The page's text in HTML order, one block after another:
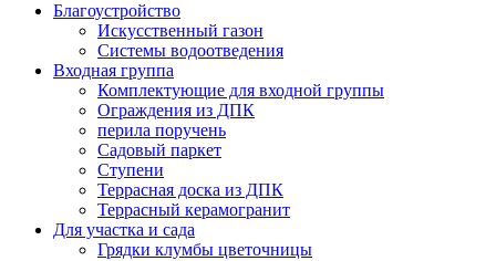
Благоустройство
Искусственный газон
Системы водоотведения
Входная группа
Комплектующие для входной группы
Ограждения из ДПК
перила поручень
Садовый паркет
Ступени
Террасная доска из ДПК
Террасный керамогранит
Для участка и сада
Грядки клумбы цветочницы